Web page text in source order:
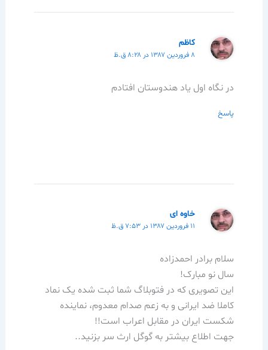
كاظم
۸ فروردین ۱۳۸۷ در ۸:۲۸ ق.ظ
در نگاه اول ياد هندوستان افتادم
پاسخ
خاوه ای
۱۱ فروردین ۱۳۸۷ در ۷:۵۳ ق.ظ
سلام برادر احمدزاده
سال نو مبارک!
این تصویری که در فتوبلاگ شما ثبت شده یک نماد
کاملا ضد ایرانی و به زعم صدام معدوم، نماینده
شکست ایران در مقابل اعراب است!!
جهت اطلاع بیشتر به گوگل ارث سر بزنید..